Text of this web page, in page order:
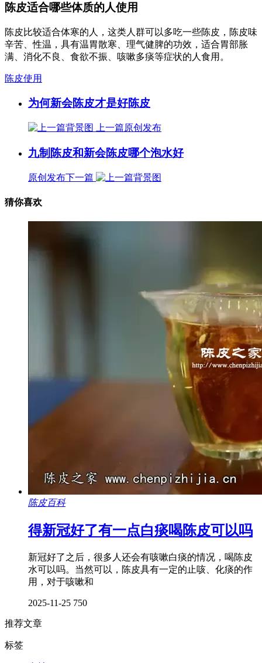
陈皮适合哪些体质的人使用
陈皮比较适合体寒的人，这类人群可以多吃一些陈皮，陈皮味
辛苦、性温，具有温胃散寒、理气健脾的功效，适合胃部胀
满、消化不良、食欲不振、咳嗽多痰等症状的人食用。
陈皮使用
为何新会陈皮才是好陈皮
上一篇原创发布
九制陈皮和新会陈皮哪个泡水好
原创发布下一篇
猜你喜欢
陈皮百科
得新冠好了有一点白痰喝陈皮可以吗
新冠好了之后，很多人还会有咳嗽白痰的情况，喝陈皮
水可以吗。当然可以，陈皮具有一定的止咳、化痰的作
用，对于咳嗽和
2025-11-25 750
推荐文章
标签